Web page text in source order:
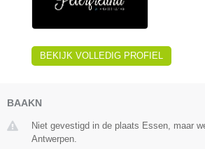
BEKIJK VOLLEDIG PROFIEL
BAAKN
Niet gevestigd in de plaats Essen, maar
Antwerpen.